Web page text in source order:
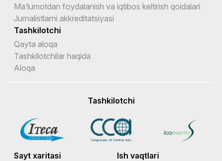
Ma’lumotdan foydalanish va iqtibos keltirish qoidalari
Jurnalistlarni akkreditatsiyasi
Tashkilotchi
Qayta aloqa
Tashkilotchilar haqida
Aloqa
Tashkilotchi
Sayt xaritasi
Ish vaqtlari